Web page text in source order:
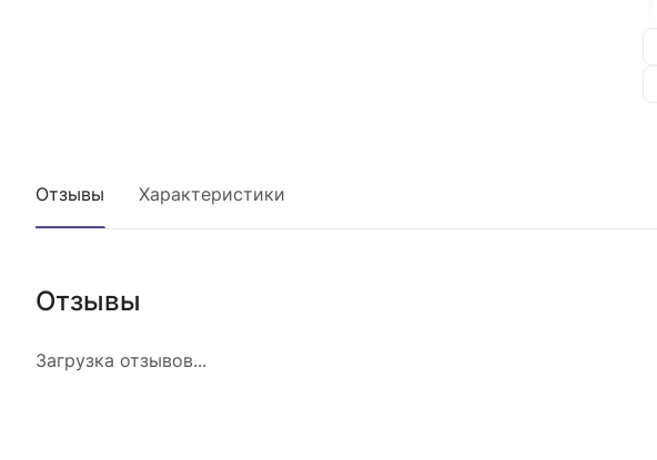
Отзывы Характеристики
Отзывы
Загрузка отзывов...